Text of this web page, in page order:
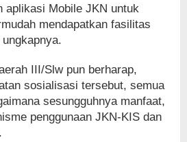
aplikasi Mobile JKN untuk
mendapatkan fasilitas
III/Slw pun berharap,
sosialisasi tersebut, semua
sesungguhnya manfaat,
penggunaan JKN-KIS dan